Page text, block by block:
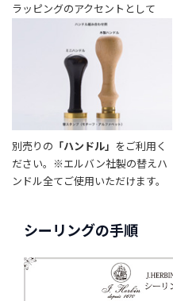
ラッピングのアクセントとして
別売りの 「ハンドル」 をご利用く
ださい。※エルバン社製の替えハ
ンドル全てご使用いただけます。
シーリングの手順